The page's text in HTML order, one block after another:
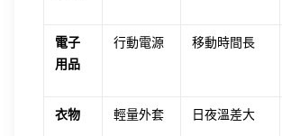
電子
用品
行動電源 移動時間長
衣物 輕量外套 日夜溫差大